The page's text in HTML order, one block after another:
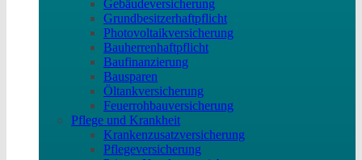
Gebäudeversicherung
Grundbesitzerhaftpflicht
Photovoltaikversicherung
Bauherrenhaftpflicht
Baufinanzierung
Bausparen
Öltankversicherung
Feuerrohbauversicherung
Pflege und Krankheit
Krankenzusatzversicherung
Pflegeversicherung